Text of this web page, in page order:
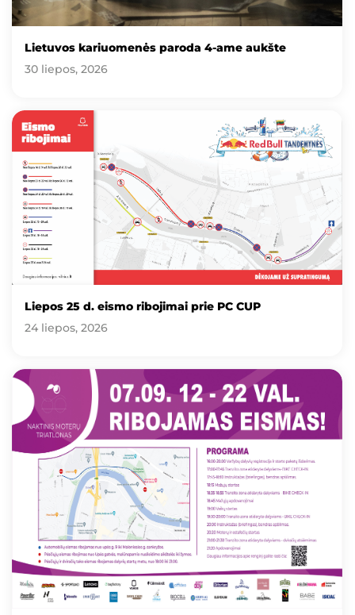
Lietuvos kariuomenės paroda 4-ame aukšte
30 liepos, 2026
Liepos 25 d. eismo ribojimai prie PC CUP
24 liepos, 2026